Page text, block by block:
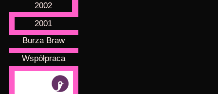
2002
2001
Burza Braw
Współpraca